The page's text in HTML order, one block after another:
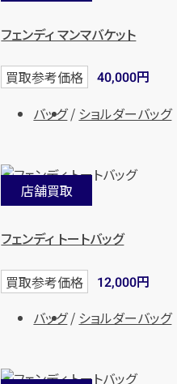
フェンディ マンマバケット
買取参考価格 40,000円
バッグ
ショルダーバッグ
店舗買取
フェンディ トートバッグ
買取参考価格 12,000円
バッグ
ショルダーバッグ